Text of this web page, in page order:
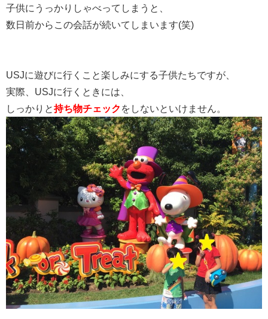
子供にうっかりしゃべってしまうと、
数日前からこの会話が続いてしまいます(笑)
USJに遊びに行くこと楽しみにする子供たちですが、
実際、USJに行くときには、
しっかりと持ち物チェック をしないといけません。